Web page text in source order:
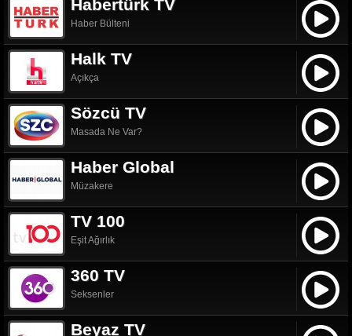
Habertürk TV
Haber Bülteni
Halk TV
Açıkça
Sözcü TV
Masada Ne Var?
Haber Global
Müzakere
TV 100
Eşit Ağırlık
360 TV
Seksenler
Beyaz TV